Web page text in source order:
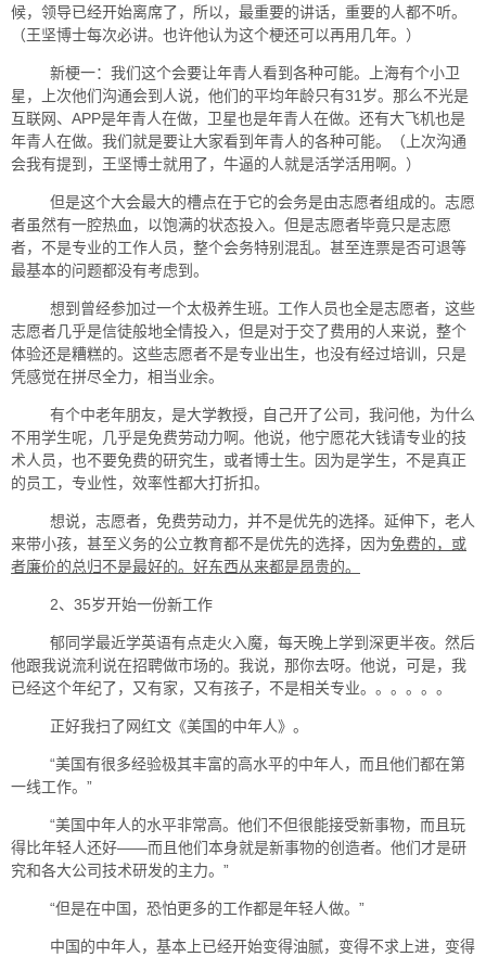
候，领导已经开始离席了，所以，最重要的讲话，重要的人都不听。
（王坚博士每次必讲。也许他认为这个梗还可以再用几年。）
新梗一：我们这个会要让年青人看到各种可能。上海有个小卫
星，上次他们沟通会到人说，他们的平均年龄只有31岁。那么不光是
互联网、APP是年青人在做，卫星也是年青人在做。还有大飞机也是
年青人在做。我们就是要让大家看到年青人的各种可能。（上次沟通
会我有提到，王坚博士就用了，牛逼的人就是活学活用啊。）
但是这个大会最大的槽点在于它的会务是由志愿者组成的。志愿
者虽然有一腔热血，以饱满的状态投入。但是志愿者毕竟只是志愿
者，不是专业的工作人员，整个会务特别混乱。甚至连票是否可退等
最基本的问题都没有考虑到。
想到曾经参加过一个太极养生班。工作人员也全是志愿者，这些
志愿者几乎是信徒般地全情投入，但是对于交了费用的人来说，整个
体验还是糟糕的。这些志愿者不是专业出生，也没有经过培训，只是
凭感觉在拼尽全力，相当业余。
有个中老年朋友，是大学教授，自己开了公司，我问他，为什么
不用学生呢，几乎是免费劳动力啊。他说，他宁愿花大钱请专业的技
术人员，也不要免费的研究生，或者博士生。因为是学生，不是真正
的员工，专业性，效率性都大打折扣。
想说，志愿者，免费劳动力，并不是优先的选择。延伸下，老人
来带小孩，甚至义务的公立教育都不是优先的选择，因为免费的，或
者廉价的总归不是最好的。好东西从来都是昂贵的。
2、35岁开始一份新工作
郁同学最近学英语有点走火入魔，每天晚上学到深更半夜。然后
他跟我说流利说在招聘做市场的。我说，那你去呀。他说，可是，我
已经这个年纪了，又有家，又有孩子，不是相关专业。。。。。。
正好我扫了网红文《美国的中年人》。
“美国有很多经验极其丰富的高水平的中年人，而且他们都在第
一线工作。”
“美国中年人的水平非常高。他们不但很能接受新事物，而且玩
得比年轻人还好——而且他们本身就是新事物的创造者。他们才是研
究和各大公司技术研发的主力。”
“但是在中国，恐怕更多的工作都是年轻人做。”
中国的中年人，基本上已经开始变得油腻，变得不求上进，变得